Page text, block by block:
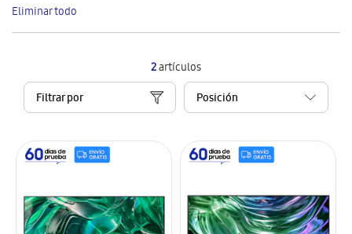
2artículos
Filtrar por
artículo
Eliminar todo